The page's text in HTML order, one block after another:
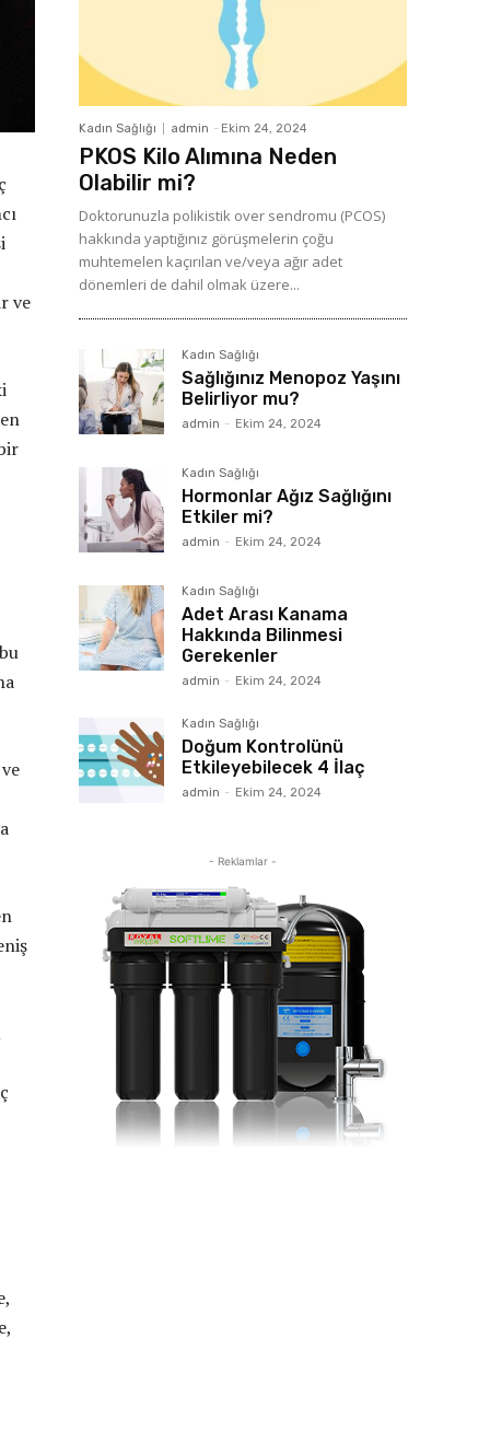
ve
Kadın Sağlığı admin - Ekim 24, 2024
PKOS Kilo Alımına Neden
Olabilir mi?
Doktorunuzla polikistik over sendromu (PCOS)
hakkında yaptığınız görüşmelerin çoğu
muhtemelen kaçırılan ve/veya ağır adet
dönemleri de dahil olmak üzere...
Kadın Sağlığı
Sağlığınız Menopoz Yaşını
Belirliyor mu?
admin - Ekim 24, 2024
Kadın Sağlığı
Hormonlar Ağız Sağlığını
Etkiler mi?
admin - Ekim 24, 2024
Kadın Sağlığı
Adet Arası Kanama
Hakkında Bilinmesi
Gerekenler
admin - Ekim 24, 2024
Kadın Sağlığı
Doğum Kontrolünü
Etkileyebilecek 4 İlaç
admin - Ekim 24, 2024
- Reklamlar -